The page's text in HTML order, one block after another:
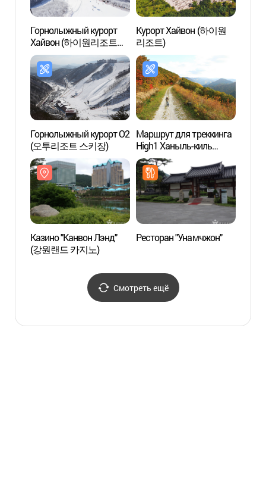
Горнолыжный курорт
Хайвон (하이원리조트
스키장 )
Курорт Хайвон (하이원
리조트)
Горнолыжный курорт О2
(오투리조트 스키장)
Маршрут для треккинга
High1 Ханыль-киль
(하이원 하늘길 트레킹)
Казино "Канвон Лэнд"
(강원랜드 카지노)
Ресторан "Унамчжон"
Смотреть ещё